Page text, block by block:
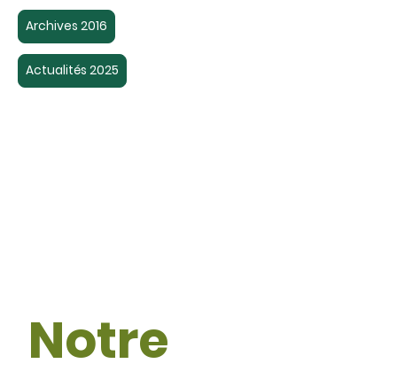
Archives 2016
Actualités 2025
Notre